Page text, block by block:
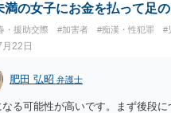
満の女子にお金を払って足
・援助交際 #加害者 #痴漢・性犯罪 #
22日
肥田 弘昭 弁護士
なる可能性が高いです。まず後段